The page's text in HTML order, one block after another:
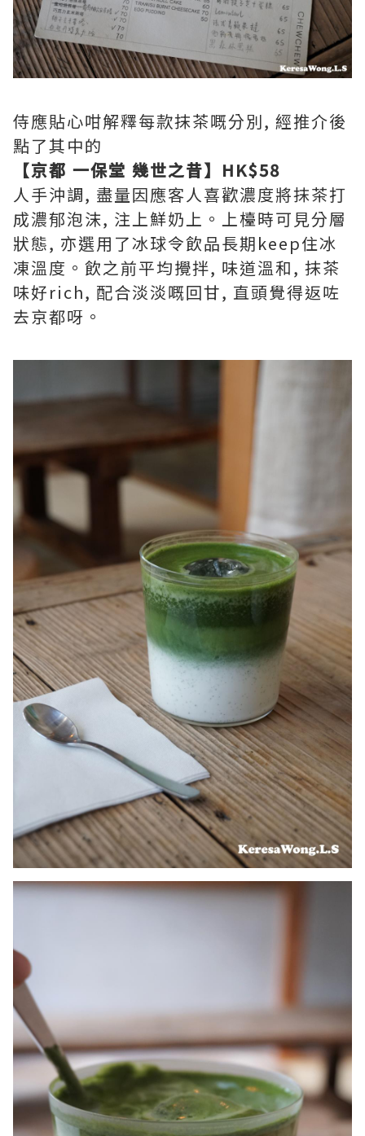
侍應貼心咁解釋每款抹茶嘅分別, 經推介後
點了其中的
【京都 一保堂 幾世之昔】HK$58
人手沖調, 盡量因應客人喜歡濃度將抹茶打
成濃郁泡沫, 注上鮮奶上。上檯時可見分層
狀態, 亦選用了冰球令飲品長期keep住冰
凍溫度。飲之前平均攪拌, 味道溫和, 抹茶
味好rich, 配合淡淡嘅回甘, 直頭覺得返咗
去京都呀。